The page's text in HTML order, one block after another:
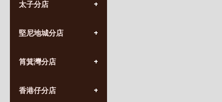
太子分店
營業時間:
九龍太子太子道西141號
堅尼地城分店
營業時間:
香港堅尼地城卑路乍街
筲箕灣分店
營業時間:
香港仔分店